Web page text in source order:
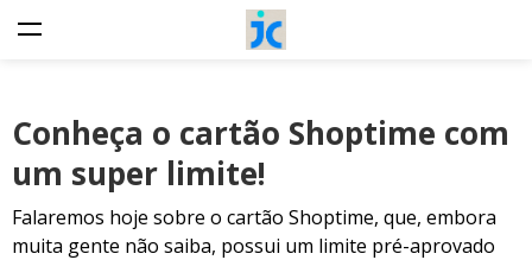
Conheça o cartão Shoptime com
um super limite!
Falaremos hoje sobre o cartão Shoptime, que, embora
muita gente não saiba, possui um limite pré-aprovado